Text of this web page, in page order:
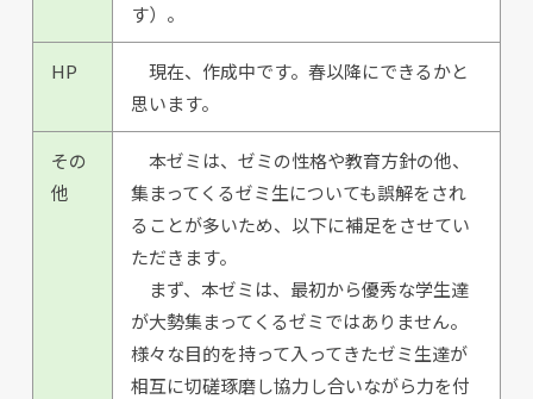
す）。
HP
現在、作成中です。春以降にできるかと
思います。
その
他
本ゼミは、ゼミの性格や教育方針の他、
集まってくるゼミ生についても誤解をされ
ることが多いため、以下に補足をさせてい
ただきます。
まず、本ゼミは、最初から優秀な学生達
が大勢集まってくるゼミではありません。
様々な目的を持って入ってきたゼミ生達が
相互に切磋琢磨し協力し合いながら力を付